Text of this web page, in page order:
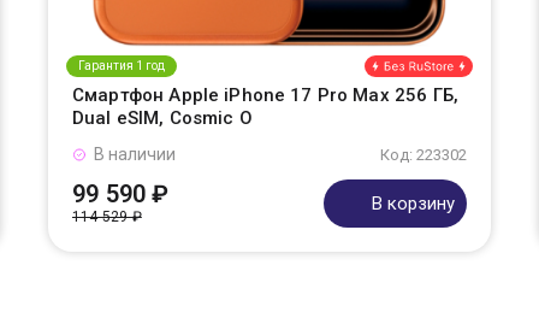
Гарантия 1 год
Смартфон Apple iPhone 17 Pro Max 256 ГБ,
Dual eSIM, Cosmic O
Код: 223302
В наличии
99 590 ₽
114 529 ₽
В корзину